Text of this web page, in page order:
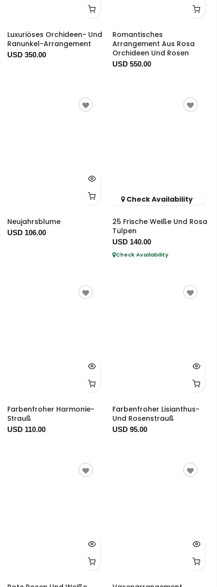
Luxuriöses Orchideen- Und
Ranunkel-Arrangement
USD 350.00
Romantisches
Arrangement Aus Rosa
Orchideen Und Rosen
USD 550.00
Neujahrsblume
USD 106.00
Check Availability
25 Frische Weiße Und Rosa
Tulpen
USD 140.00
Check Availability
Farbenfroher Harmonie-
Strauß
USD 110.00
Farbenfroher Lisianthus-
Und Rosenstrauß
USD 95.00